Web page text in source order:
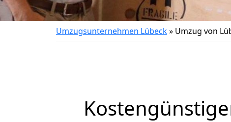
Umzugsunternehmen Lübeck» Umzug von